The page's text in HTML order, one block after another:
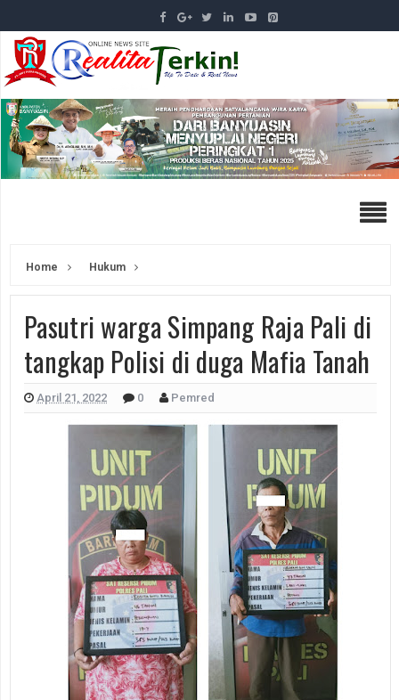
Home Hukum
Pasutri warga Simpang Raja Pali di
tangkap Polisi di duga Mafia Tanah
April 21, 2022 0 Pemred